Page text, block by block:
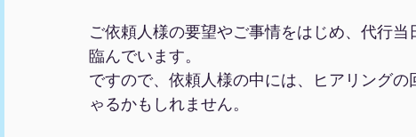
ご依頼人様の要望やご事情をはじめ、代行
臨んでいます。
ですので、依頼人様の中には、ヒアリング
ゃるかもしれません。